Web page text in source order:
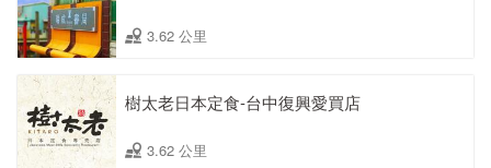
3.62 公里
樹太老日本定食-台中復興愛買店
3.62 公里